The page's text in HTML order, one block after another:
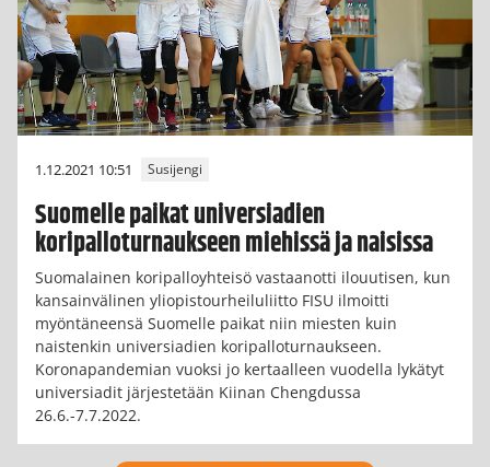
1.12.2021 10:51 Susijengi
Suomelle paikat universiadien
koripalloturnaukseen miehissä ja naisissa
Suomalainen koripalloyhteisö vastaanotti ilouutisen, kun
kansainvälinen yliopistourheiluliitto FISU ilmoitti
myöntäneensä Suomelle paikat niin miesten kuin
naistenkin universiadien koripalloturnaukseen.
Koronapandemian vuoksi jo kertaalleen vuodella lykätyt
universiadit järjestetään Kiinan Chengdussa
26.6.-7.7.2022.